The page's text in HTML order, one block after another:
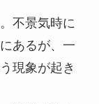
不景気時に
あるが、一
現象が起き